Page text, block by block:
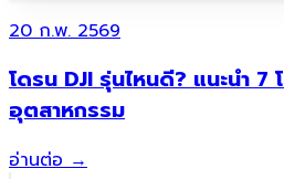
20 ก.พ. 2569
โดรน DJI รุ่นไหนดี? แนะนำ 7
อุตสาหกรรม
อ่านต่อ→